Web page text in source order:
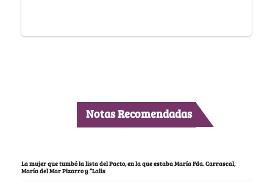
Notas Recomendadas
La mujer que tumbó la lista del Pacto, en la que estaba María Fda. Carrascal,
María del Mar Pizarro y “Lalis